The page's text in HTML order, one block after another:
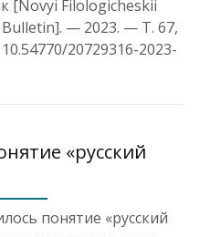
[Novyi Filologicheskii
— 2023. — Т. 67,
20729316-2023-
«русский
понятие «русский